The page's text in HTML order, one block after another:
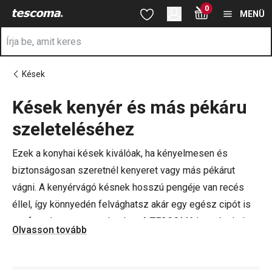
A Kenyérvágó kések oldalon tartózkodik
Ugrás a fő tartalomhoz
Ugrás a kereséshez
Ugrás a navigációhoz 0
MENÜ
Kések
Kések kenyér és más pékáru
szeleteléséhez
Ezek a konyhai kések kiválóak, ha kényelmesen és
biztonságosan szeretnél kenyeret vagy más pékárut
vágni. A kenyérvágó késnek hosszú pengéje van recés
éllel, így könnyedén felvághatsz akár egy egész cipót is
egyformán vastag szeletekre. A TESCOMA kenyérvágó
kések pengéje kiváló minőségű rozsdamentes acélból
Olvasson tovább